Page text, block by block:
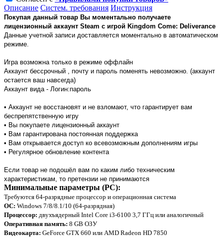
Описание Систем. требования Инструкция
Покупая данный товар Вы моментально получаете
лицензионный аккаунт Steam с игрой Kingdom Come: Deliverance
Данные учетной записи доставляется моментально в автоматическом
режиме.
Игра возможна только в режиме оффлайн
Аккаунт бессрочный , почту и пароль поменять невозможно. (аккаунт
остается ваш навсегда)
Аккаунт вида - Логин:пароль
• Аккаунт не восстановят и не взломают, что гарантирует вам
беспрепятственную игру
• Вы покупаете лицензионный аккаунт
• Вам гарантирована постоянная поддержка
• Вам открывается доступ ко всевозможным дополнениям игры
• Регулярное обновление контента
Если товар не подошёл вам по каким либо техническим
характеристикам, то претензии не принимаются
Минимальные параметры (PC):
Требуются 64-разрядные процессор и операционная система
ОС: Windows 7/8/8.1/10 (64-разрядная)
Процессор: двухъядерный Intel Core i3-6100 3,7 ГГц или аналогичный
Оперативная память: 8 GB ОЗУ
Видеокарта: GeForce GTX 660 или AMD Radeon HD 7850